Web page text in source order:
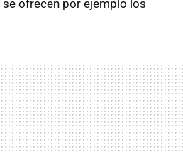
ofrecen por ejemplo los